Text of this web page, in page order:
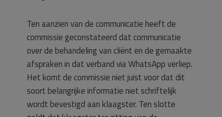
Ten aanzien van de communicatie heeft de
commissie geconstateerd dat communicatie
over de behandeling van cliënt en de gemaakte
afspraken in dat verband via WhatsApp verliep.
Het komt de commissie niet juist voor dat dit
soort belangrijke informatie niet schriftelijk
wordt bevestigd aan klaagster. Ten slotte